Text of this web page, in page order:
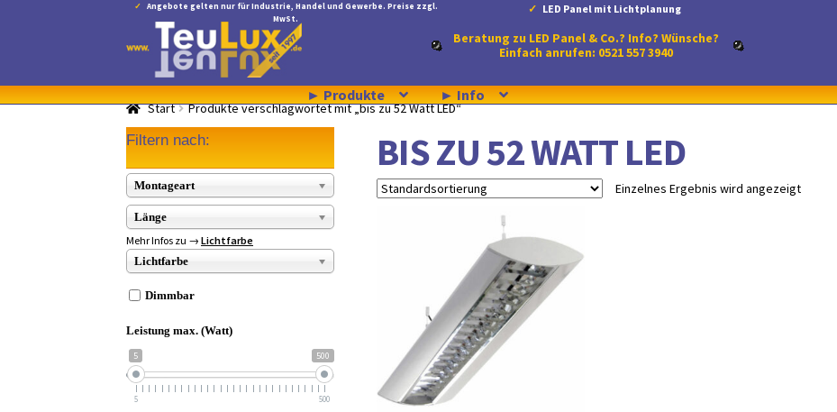
Angebote gelten nur für Industrie, Handel und Gewerbe. Preise zzgl.
MwSt.
LED Panel mit Lichtplanung
Navigation
springen
Inhalt
springen
Beratung zu LED Panel & Co.? Info? Wünsche?
Einfach anrufen: 0521 557 3940
► Produkte ► Info
Start Produkte verschlagwortet mit „bis zu 52 Watt LED“
BIS ZU 52 WATT LED
Einzelnes Ergebnis wird angezeigt
Filtern nach:
Montageart
Länge
Mehr Infos zu →Lichtfarbe
Lichtfarbe
Dimmbar
Leistung max. (Watt)
5 500
5 500